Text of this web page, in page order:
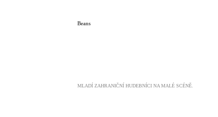
Beans
MLADÍ ZAHRANIČNÍ HUDEBNÍCI NA MALÉ SCÉNĚ.